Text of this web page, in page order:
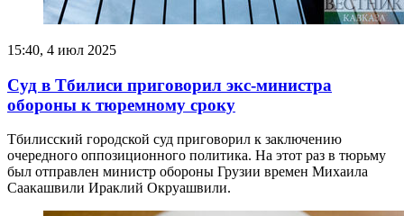
15:40, 4 июл 2025
Суд в Тбилиси приговорил экс-министра
обороны к тюремному сроку
Тбилисский городской суд приговорил к заключению
очередного оппозиционного политика. На этот раз в тюрьму
был отправлен министр обороны Грузии времен Михаила
Саакашвили Ираклий Окруашвили.